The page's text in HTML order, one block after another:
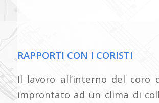
RAPPORTI CON I CORISTI
Il lavoro all’interno del coro
improntato ad un clima di